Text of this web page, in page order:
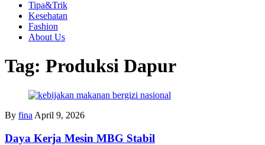
Tipa&Trik
Kesehatan
Fashion
About Us
Tag: Produksi Dapur
By fina April 9, 2026
Daya Kerja Mesin MBG Stabil